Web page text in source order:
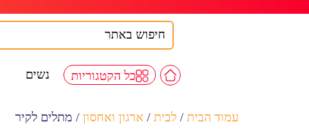
כל הקטגוריות נשים
עמוד הבית / לבית / ארגון ואחסון / מתלים לקיר